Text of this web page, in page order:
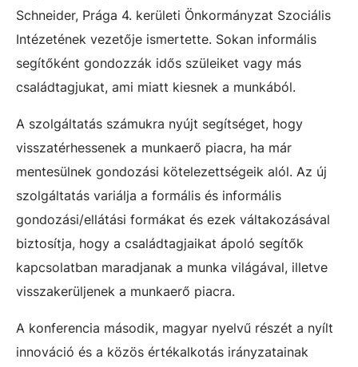
Schneider, Prága 4. kerületi Önkormányzat Szociális
Intézetének vezetője ismertette. Sokan informális
segítőként gondozzák idős szüleiket vagy más
családtagjukat, ami miatt kiesnek a munkából.
A szolgáltatás számukra nyújt segítséget, hogy
visszatérhessenek a munkaerő piacra, ha már
mentesülnek gondozási kötelezettségeik alól. Az új
szolgáltatás variálja a formális és informális
gondozási/ellátási formákat és ezek váltakozásával
biztosítja, hogy a családtagjaikat ápoló segítők
kapcsolatban maradjanak a munka világával, illetve
visszakerüljenek a munkaerő piacra.
A konferencia második, magyar nyelvű részét a nyílt
innováció és a közös értékalkotás irányzatainak